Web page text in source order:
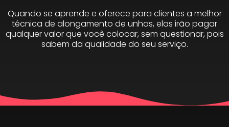
Quando se aprende e oferece para clientes a melhor
técnica de alongamento de unhas, elas irão pagar
qualquer valor que você colocar, sem questionar, pois
sabem da qualidade do seu serviço.